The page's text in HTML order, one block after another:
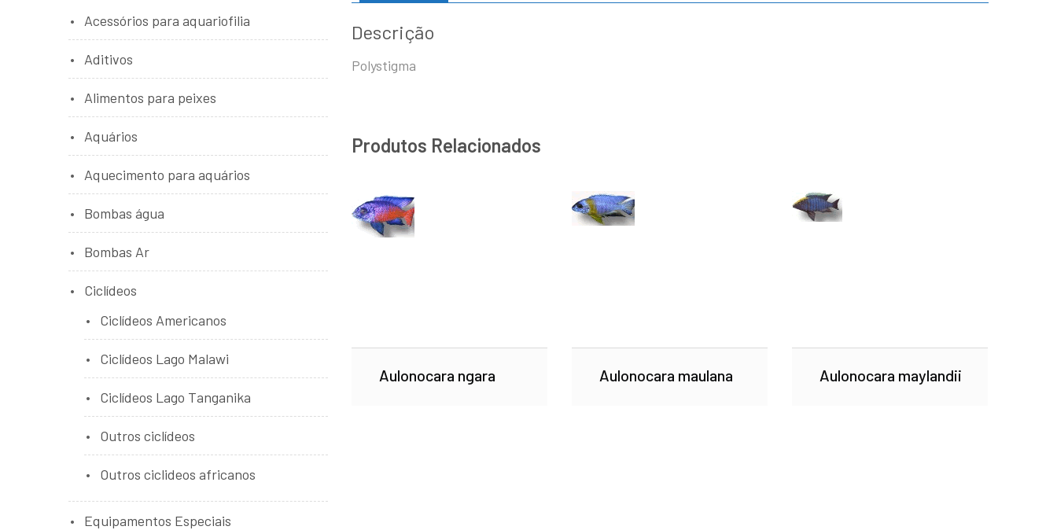
Descrição
Polystigma
Produtos Relacionados
Aulonocara ngara Aulonocara maulana Aulonocara maylandii
Acessórios para aquariofilia
Aditivos
Alimentos para peixes
Aquários
Aquecimento para aquários
Bombas água
Bombas Ar
Ciclídeos
Ciclídeos Americanos
Ciclídeos Lago Malawi
Ciclídeos Lago Tanganika
Outros ciclídeos
Outros ciclideos africanos
Equipamentos Especiais